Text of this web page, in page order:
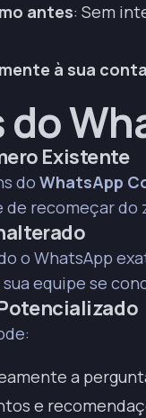
antes: Sem
à sua
Existente
do WhatsApp
de recomeçar
o WhatsApp
equipe se
a
e